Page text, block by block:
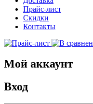
Прайс-лист
Скидки
Контакты
Мой аккаунт
Вход